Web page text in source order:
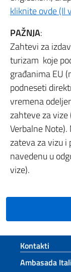
kliknite ovde (Il
PAŽNJA:
Zahtevi za
turizam koje
građanima EU
podneseti
vremena
zahteve za vize
Verbalne
zateva za vizu i
navedenu u
vize).
Footer
Kontakti
Ambasada